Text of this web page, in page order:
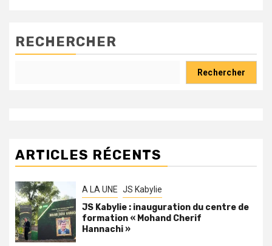
RECHERCHER
Rechercher
ARTICLES RÉCENTS
A LA UNE JS Kabylie
JS Kabylie : inauguration du centre de
formation « Mohand Cherif
Hannachi »